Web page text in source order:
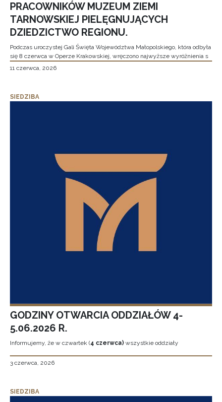
PRACOWNIKÓW MUZEUM ZIEMI
TARNOWSKIEJ PIELĘGNUJĄCYCH
DZIEDZICTWO REGIONU.
Podczas uroczystej Gali Święta Województwa Małopolskiego, która odbyła
się 8 czerwca w Operze Krakowskiej, wręczono najwyższe wyróżnienia s
11 czerwca, 2026
SIEDZIBA
GODZINY OTWARCIA ODDZIAŁÓW 4-
5.06.2026 R.
Informujemy, że w czwartek (4 czerwca) wszystkie oddziały
3 czerwca, 2026
SIEDZIBA